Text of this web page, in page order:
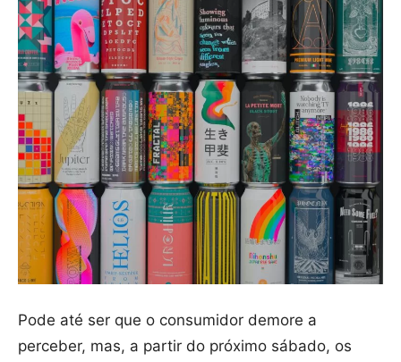
Pode até ser que o consumidor demore a
perceber, mas, a partir do próximo sábado, os